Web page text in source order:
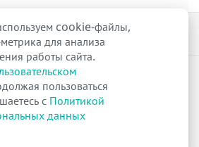
от 07 декабря 2017 г.
66/03100314на дистанционную торговлю
от 02 сентября 2025 г.
cookie-файлы,
для анализа
работы сайта.
пользоваться
с Политикой
данных